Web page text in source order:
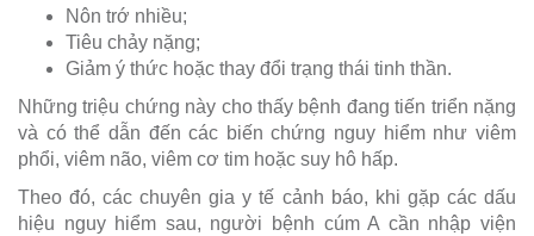
Nôn trớ nhiều;
Tiêu chảy nặng;
Giảm ý thức hoặc thay đổi trạng thái tinh thần.
Những triệu chứng này cho thấy bệnh đang tiến triển nặng
và có thể dẫn đến các biến chứng nguy hiểm như viêm
phổi, viêm não, viêm cơ tim hoặc suy hô hấp.
Theo đó, các chuyên gia y tế cảnh báo, khi gặp các dấu
hiệu nguy hiểm sau, người bệnh cúm A cần nhập viện